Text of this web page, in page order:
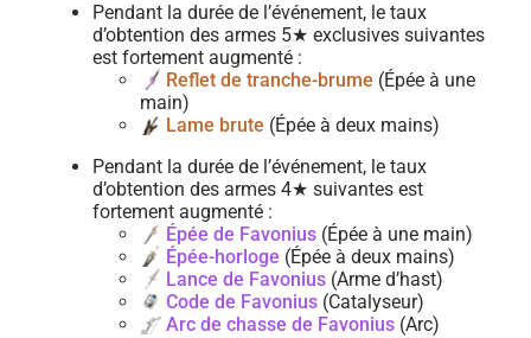
Pendant la durée de l’événement, le taux
d’obtention des armes 5★ exclusives suivantes
est fortement augmenté :
Reflet de tranche-brume (Épée à une
main)
Lame brute (Épée à deux mains)
Pendant la durée de l’événement, le taux
d’obtention des armes 4★ suivantes est
fortement augmenté :
Épée de Favonius (Épée à une main)
Épée-horloge (Épée à deux mains)
Lance de Favonius (Arme d’hast)
Code de Favonius (Catalyseur)
Arc de chasse de Favonius (Arc)